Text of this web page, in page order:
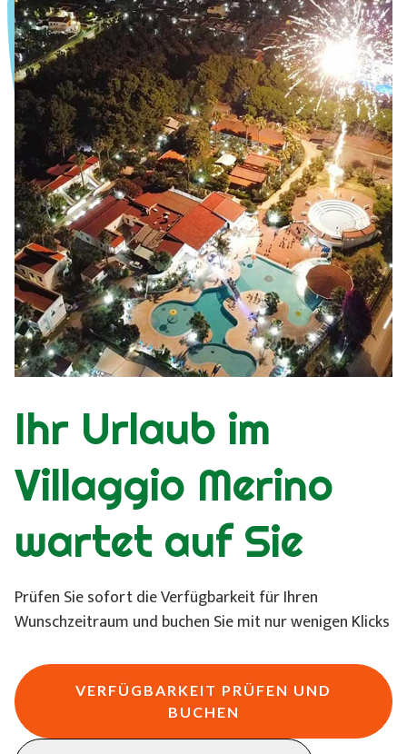
Ihr Urlaub im
Villaggio Merino
wartet auf Sie
Prüfen Sie sofort die Verfügbarkeit für Ihren
Wunschzeitraum und buchen Sie mit nur wenigen Klicks
VERFÜGBARKEIT PRÜFEN UND
BUCHEN